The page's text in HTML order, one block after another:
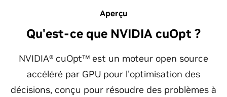
Aperçu
Qu'est-ce que NVIDIA cuOpt ?
NVIDIA® cuOpt™ est un moteur open source
accéléré par GPU pour l'optimisation des
décisions, conçu pour résoudre des problèmes à